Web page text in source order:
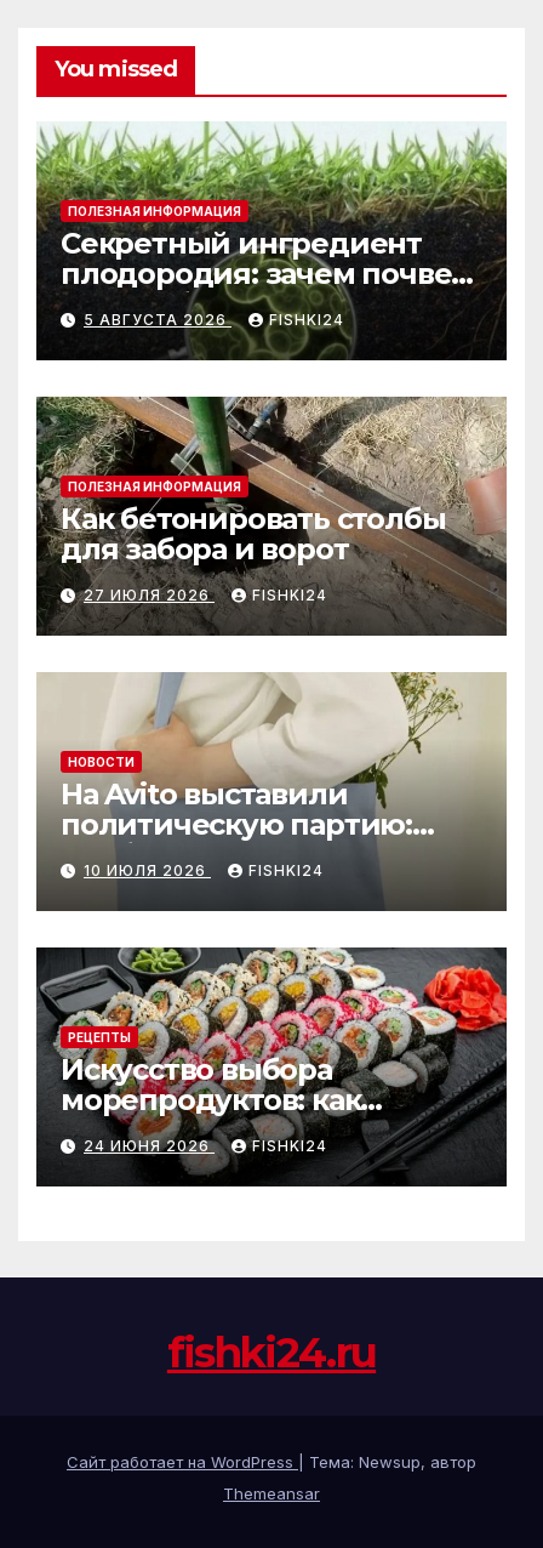
You missed
ПОЛЕЗНАЯ ИНФОРМАЦИЯ
Секретный ингредиент
плодородия: зачем почве
нужны бактерии и
биогумус
5 АВГУСТА 2026 FISHKI24
ПОЛЕЗНАЯ ИНФОРМАЦИЯ
Как бетонировать столбы
для забора и ворот
27 ИЮЛЯ 2026 FISHKI24
НОВОСТИ
На Avito выставили
политическую партию:
необычный лот привлёк
внимание
10 ИЮЛЯ 2026 FISHKI24
РЕЦЕПТЫ
Искусство выбора
морепродуктов: как
отличить премиальные
роллы от масс-маркета
24 ИЮНЯ 2026 FISHKI24
fishki24.ru
Сайт работает на WordPress
Тема: Newsup, автор
Themeansar